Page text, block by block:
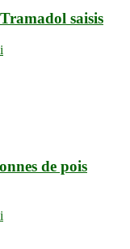
saisis
de pois